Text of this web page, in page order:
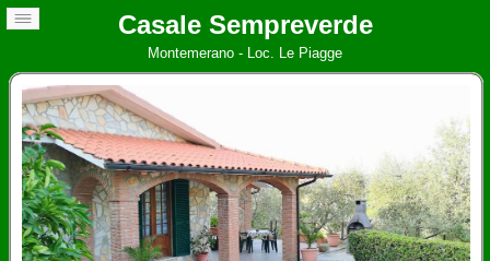
Casale Sempreverde
Montemerano - Loc. Le Piagge